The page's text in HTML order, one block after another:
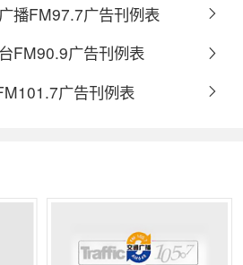
播FM97.7广告刊例表
FM90.9广告刊例表
广告刊例表